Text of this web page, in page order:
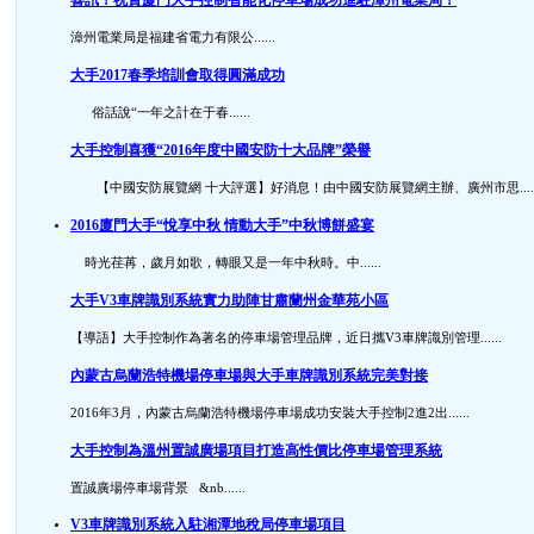
漳州電業局是福建省電力有限公......
大手2017春季培訓會取得圓滿成功
俗話說“一年之計在于春......
大手控制喜獲“2016年度中國安防十大品牌”榮譽
【中國安防展覽網 十大評選】好消息！由中國安防展覽網主辦、廣州市思
2016廈門大手“悅享中秋 情動大手”中秋博餅盛宴
時光荏苒，歲月如歌，轉眼又是一年中秋時。中......
大手V3車牌識別系統實力助陣甘肅蘭州金華苑小區
【導語】大手控制作為著名的停車場管理品牌，近日攜V3車牌識別管理......
內蒙古烏蘭浩特機場停車場與大手車牌識別系統完美對接
2016年3月，內蒙古烏蘭浩特機場停車場成功安裝大手控制2進2出......
大手控制為溫州置誠廣場項目打造高性價比停車場管理系統
置誠廣場停車場背景 &nb......
V3車牌識別系統入駐湘潭地稅局停車場項目